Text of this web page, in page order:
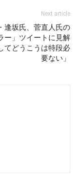
Next article
逢坂氏、菅直人氏の
ー」ツイートに見解
てどうこうは特段必
要ない」